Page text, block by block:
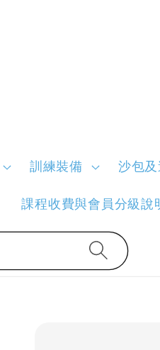
訓練裝備 沙包
課程收費與會員分級說